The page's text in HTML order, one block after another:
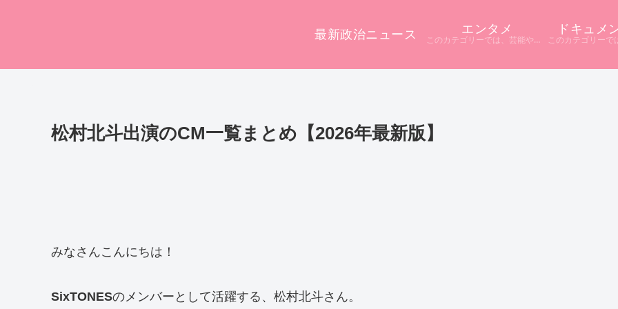
最新政治ニュース エンタメ
このカテゴリーでは、芸能やエンタメに関するニュースをまとめています。 テレビや配信サービス、SNSなど多様な情報源から話題をピックアップ。 ニュース記事だけでは分からない背景や疑問点を深掘りし、分かりやすく解説しています。
ドキュメ
松村北斗出演のCM一覧まとめ【2026年最新版】
みなさんこんにちは！
SixTONESのメンバーとして活躍する、松村北斗さん。